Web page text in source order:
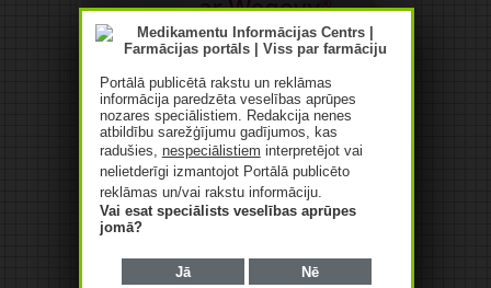
Portālā publicētā rakstu un reklāmas
informācija paredzēta veselības aprūpes
nozares speciālistiem. Redakcija nenes
atbildību sarežģījumu gadījumos, kas
radušies, nespeciālistiem interpretējot vai
nelietderīgi izmantojot Portālā publicēto
reklāmas un/vai rakstu informāciju.
Vai esat speciālists veselības aprūpes
jomā?
Jā Nē